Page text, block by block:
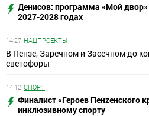
Денисов: программа «Мой
2027-2028 годах
14:27 НАЦПРОЕКТЫ
В Пензе, Заречном и Засечном до
светофоры
14:12 СПОРТ
Финалист «Героев Пенzенского
инклюзивному спорту